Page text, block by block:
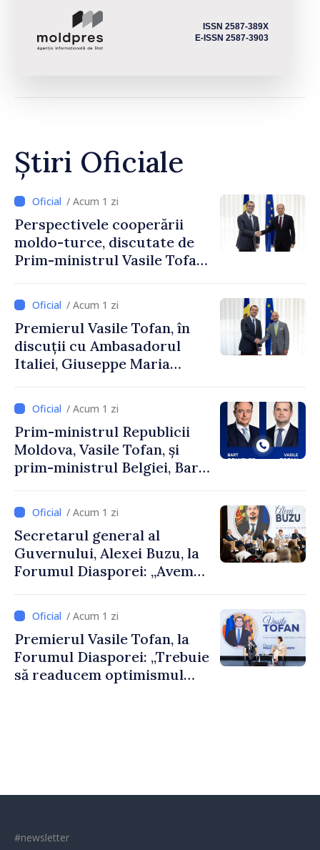
ISSN 2587-389X
E-ISSN 2587-3903
Știri Oficiale
/ Acum 1 zi
Perspectivele cooperării
moldo-turce, discutate de
Prim-ministrul Vasile Tofan
Uygar Mustafa Sertel
/ Acum 1 zi
Premierul Vasile Tofan, în
discuții cu Ambasadorul
Italiei, Giuseppe Maria
/ Acum 1 zi
Prim-ministrul Republicii
Moldova, Vasile Tofan, și
prim-ministrul Belgiei, Bart
despre parcursul european
al Republicii Moldova.
/ Acum 1 zi
Secretarul general al
Guvernului, Alexei Buzu, la
Forumul Diasporei: „Avem
dumneavoastră pentru a
construi comunități mai
puternice”
/ Acum 1 zi
Premierul Vasile Tofan, la
Forumul Diasporei: „Trebuie
să readucem optimismul
#newsletter